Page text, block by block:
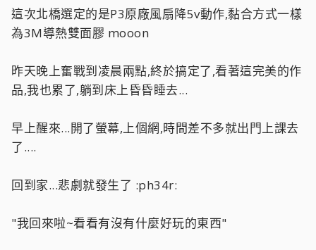
這次北橋選定的是P3原廠風扇降5v動作,黏合方式一樣
為3M導熱雙面膠 mooon
昨天晚上奮戰到凌晨兩點,終於搞定了,看著這完美的作
品,我也累了,躺到床上昏昏睡去...
早上醒來...開了螢幕,上個網,時間差不多就出門上課去
了....
回到家...悲劇就發生了 :ph34r:
"我回來啦~看看有沒有什麼好玩的東西"